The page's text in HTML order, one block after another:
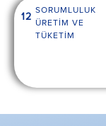
12
SORUMLULUK
ÜRETİM VE
TÜKETİM